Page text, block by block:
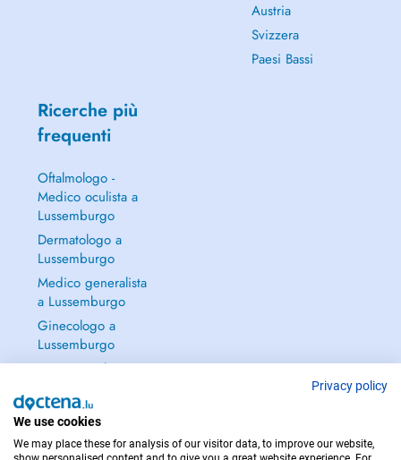
Austria
Svizzera
Paesi Bassi
Ricerche più
frequenti
Oftalmologo -
Medico oculista a
Lussemburgo
Dermatologo a
Lussemburgo
Medico generalista
a Lussemburgo
Ginecologo a
Lussemburgo
Continua a leggere
Privacy policy
We use cookies
We may place these for analysis of our visitor data, to improve our website,